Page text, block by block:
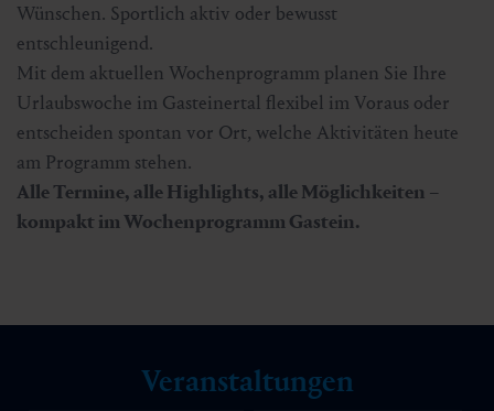
Wünschen. Sportlich aktiv oder bewusst
entschleunigend.
Mit dem aktuellen Wochenprogramm planen Sie Ihre
Urlaubswoche im Gasteinertal flexibel im Voraus oder
entscheiden spontan vor Ort, welche Aktivitäten heute
am Programm stehen.
Alle Termine, alle Highlights, alle Möglichkeiten –
kompakt im Wochenprogramm Gastein.
Veranstaltungen